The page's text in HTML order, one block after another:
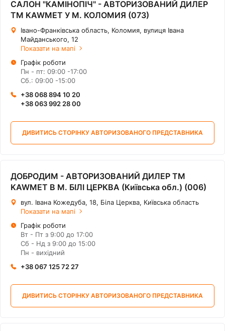
САЛОН "КАМІНОПІЧ" - АВТОРИЗОВАНИЙ ДИЛЕР
ТМ KAWMET У М. КОЛОМИЯ (073)
Івано-Франківська область, Коломия, вулиця Івана
Майданського, 12
Показати на мапі
Графік роботи
Пн - пт: 09:00 -17:00
Сб.: 09:00 -15:00
+38 068 894 10 20
+38 063 992 28 00
ДИВИТИСЬ СТОРІНКУ АВТОРИЗОВАНОГО ПРЕДСТАВНИКА
ДОБРОДИМ - АВТОРИЗОВАНИЙ ДИЛЕР ТМ
KAWMET В М. БІЛІ ЦЕРКВА (Київська обл.) (006)
вул. Івана Кожедуба, 18, Біла Церква, Київська область
Показати на мапі
Графік роботи
Вт - Пт з 9:00 до 17:00
Сб - Нд з 9:00 до 15:00
Пн - вихідний
+38 067 125 72 27
ДИВИТИСЬ СТОРІНКУ АВТОРИЗОВАНОГО ПРЕДСТАВНИКА